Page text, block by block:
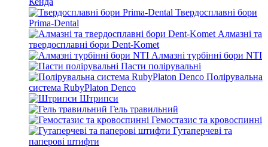
Твердосплавні бори
Prima-Dental
Алмазні та
твердосплавні бори Dent-Komet
Алмазні турбінні бори NTI
Пасти полірувальні
Полірувальна
система RubyPlaton Denco
Штрипси
Гель травильний
Гемостазис та кровоспинні
Гутаперчеві та
паперові штифти